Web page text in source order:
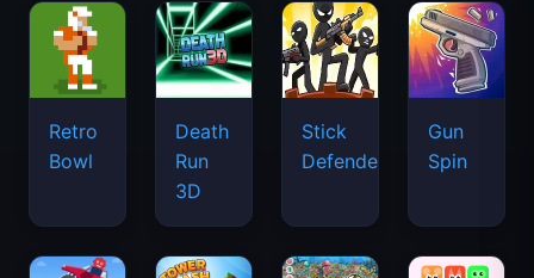
Retro
Bowl
Death
Run
3D
Stick
Defenders
Gun
Spin